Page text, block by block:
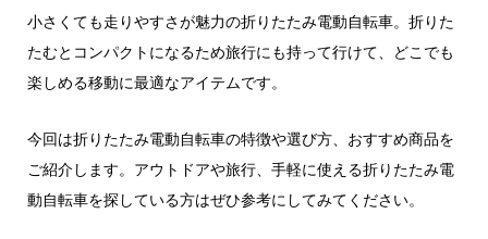
小さくても走りやすさが魅力の折りたたみ電動自転車。折りた
たむとコンパクトになるため旅行にも持って行けて、どこでも
楽しめる移動に最適なアイテムです。
今回は折りたたみ電動自転車の特徴や選び方、おすすめ商品を
ご紹介します。アウトドアや旅行、手軽に使える折りたたみ電
動自転車を探している方はぜひ参考にしてみてください。